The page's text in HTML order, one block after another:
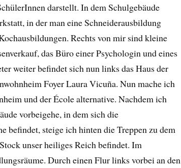
darstellt. In dem Schulgebäude
in der man eine Schneiderausbildung
Rechts von mir sind kleine
das Büro einer Psychologin und eines
weiter befindet sich nun links das Haus der
Foyer Laura Vicuña. Nun mache ich
und der École alternative. Nachdem ich
vorbeigehe, in dem sich die
befindet, steige ich hinten die Treppen zu dem
unser heiliges Reich befindet. Im
Durch einen Flur links vorbei an den